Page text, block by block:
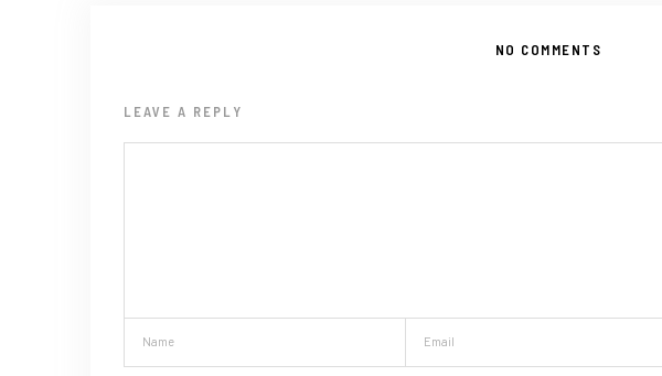
NO COMMENTS
LEAVE A REPLY